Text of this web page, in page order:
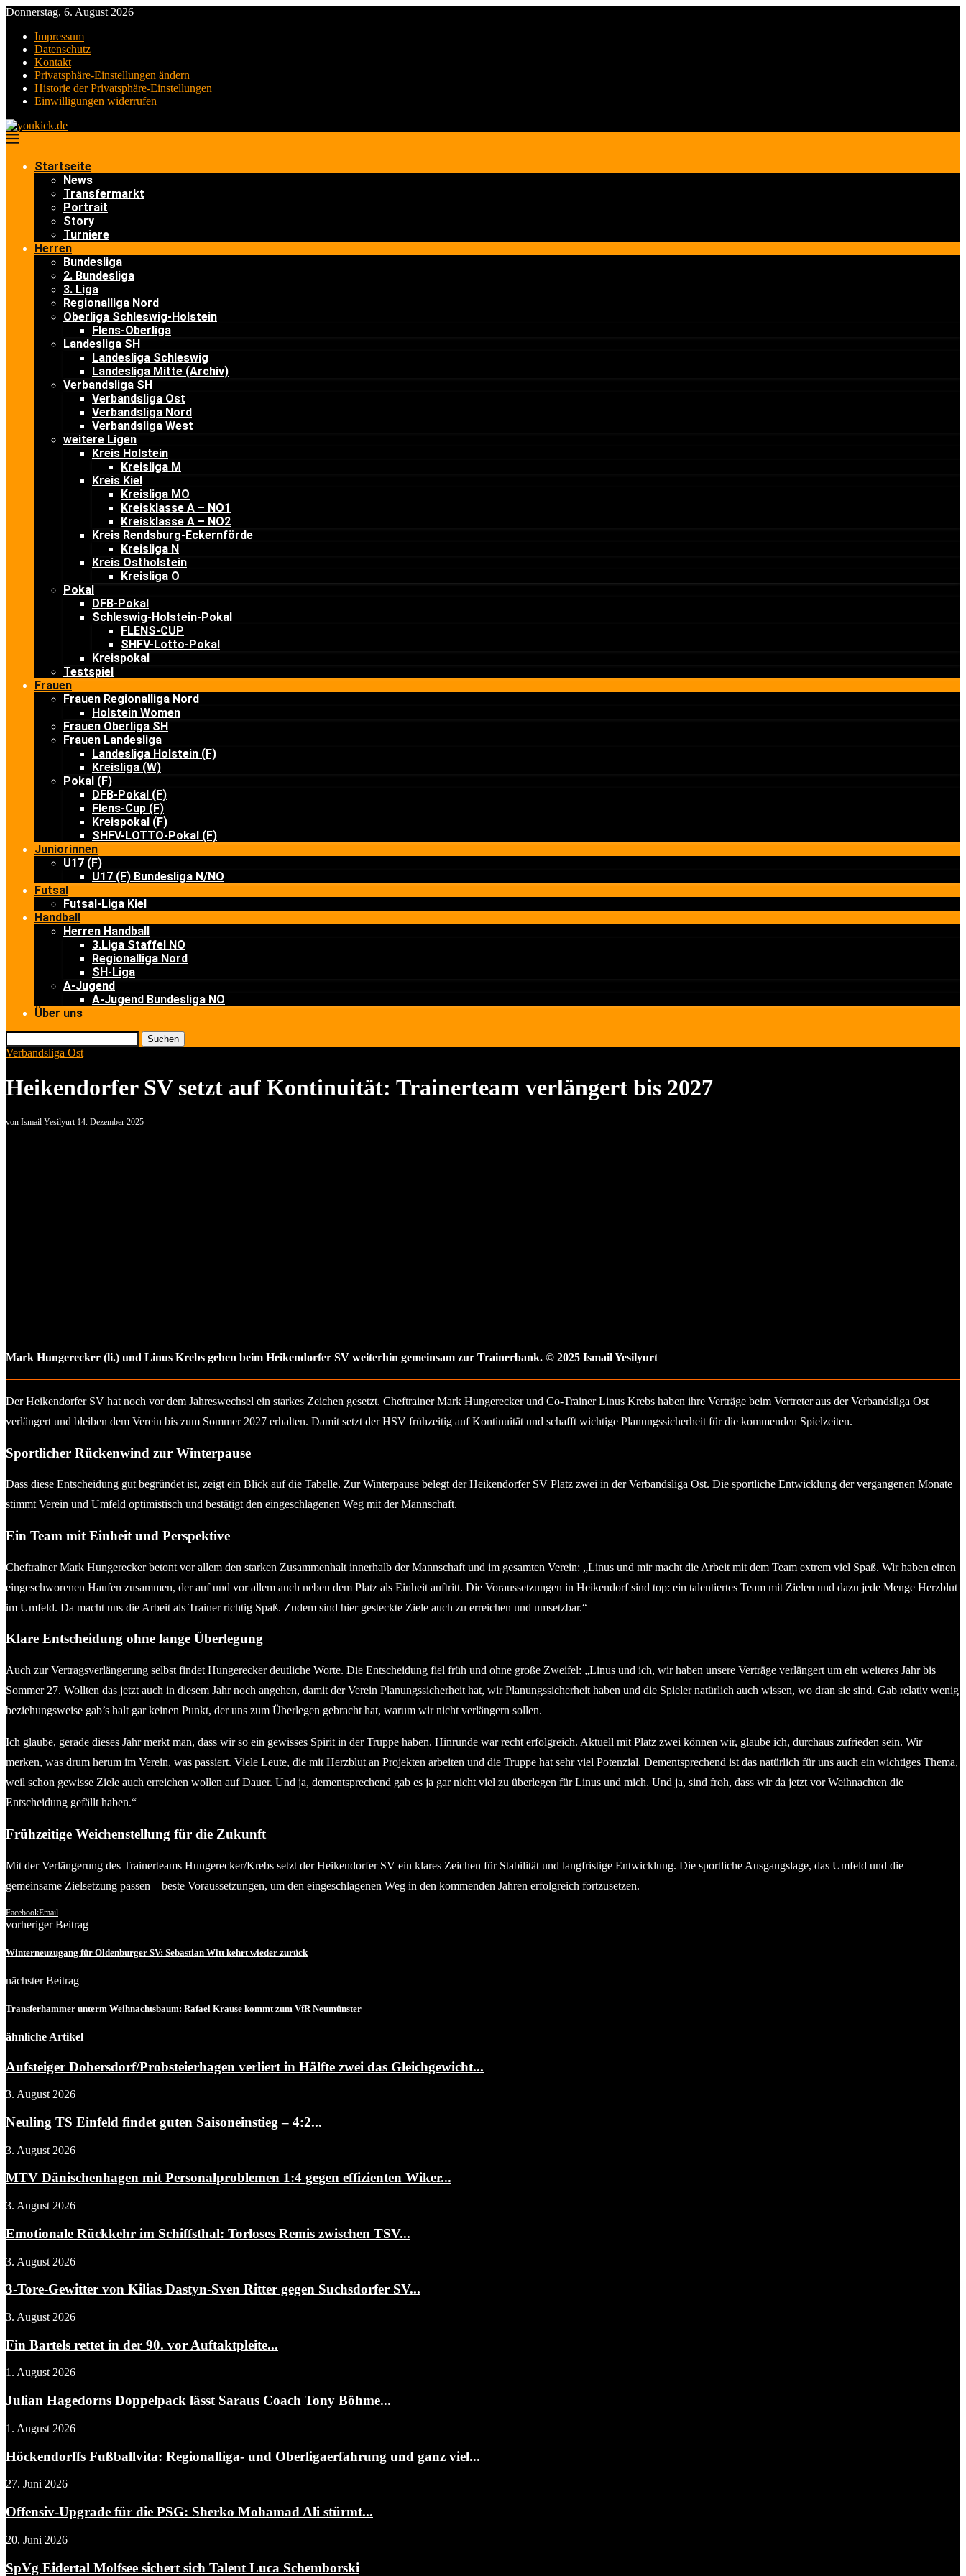
Donnerstag, 6. August 2026
Impressum
Datenschutz
Kontakt
Privatsphäre-Einstellungen ändern
Historie der Privatsphäre-Einstellungen
Einwilligungen widerrufen
Startseite
News
Transfermarkt
Portrait
Story
Turniere
Herren
Bundesliga
2. Bundesliga
3. Liga
Regionalliga Nord
Oberliga Schleswig-Holstein
Flens-Oberliga
Landesliga SH
Landesliga Schleswig
Landesliga Mitte (Archiv)
Verbandsliga SH
Verbandsliga Ost
Verbandsliga Nord
Verbandsliga West
weitere Ligen
Kreis Holstein
Kreisliga M
Kreis Kiel
Kreisliga MO
Kreisklasse A – NO1
Kreisklasse A – NO2
Kreis Rendsburg-Eckernförde
Kreisliga N
Kreis Ostholstein
Kreisliga O
Pokal
DFB-Pokal
Schleswig-Holstein-Pokal
FLENS-CUP
SHFV-Lotto-Pokal
Kreispokal
Testspiel
Frauen
Frauen Regionalliga Nord
Holstein Women
Frauen Oberliga SH
Frauen Landesliga
Landesliga Holstein (F)
Kreisliga (W)
Pokal (F)
DFB-Pokal (F)
Flens-Cup (F)
Kreispokal (F)
SHFV-LOTTO-Pokal (F)
Juniorinnen
U17 (F)
U17 (F) Bundesliga N/NO
Futsal
Futsal-Liga Kiel
Handball
Herren Handball
3.Liga Staffel NO
Regionalliga Nord
SH-Liga
A-Jugend
A-Jugend Bundesliga NO
Über uns
Suchen
Verbandsliga Ost
Heikendorfer SV setzt auf Kontinuität: Trainerteam verlängert bis 2027
von Ismail Yesilyurt 14. Dezember 2025
Mark Hungerecker (li.) und Linus Krebs gehen beim Heikendorfer SV weiterhin gemeinsam zur Trainerbank. © 2025 Ismail Yesilyurt
Der Heikendorfer SV hat noch vor dem Jahreswechsel ein starkes Zeichen gesetzt. Cheftrainer Mark Hungerecker und Co-Trainer Linus Krebs haben ihre Verträge beim Vertreter aus der Verbandsliga Ost
verlängert und bleiben dem Verein bis zum Sommer 2027 erhalten. Damit setzt der HSV frühzeitig auf Kontinuität und schafft wichtige Planungssicherheit für die kommenden Spielzeiten.
Sportlicher Rückenwind zur Winterpause
Dass diese Entscheidung gut begründet ist, zeigt ein Blick auf die Tabelle. Zur Winterpause belegt der Heikendorfer SV Platz zwei in der Verbandsliga Ost. Die sportliche Entwicklung der vergangenen Monate
stimmt Verein und Umfeld optimistisch und bestätigt den eingeschlagenen Weg mit der Mannschaft.
Ein Team mit Einheit und Perspektive
Cheftrainer Mark Hungerecker betont vor allem den starken Zusammenhalt innerhalb der Mannschaft und im gesamten Verein: „Linus und mir macht die Arbeit mit dem Team extrem viel Spaß. Wir haben einen
eingeschworenen Haufen zusammen, der auf und vor allem auch neben dem Platz als Einheit auftritt. Die Voraussetzungen in Heikendorf sind top: ein talentiertes Team mit Zielen und dazu jede Menge Herzblut
im Umfeld. Da macht uns die Arbeit als Trainer richtig Spaß. Zudem sind hier gesteckte Ziele auch zu erreichen und umsetzbar.“
Klare Entscheidung ohne lange Überlegung
Auch zur Vertragsverlängerung selbst findet Hungerecker deutliche Worte. Die Entscheidung fiel früh und ohne große Zweifel: „Linus und ich, wir haben unsere Verträge verlängert um ein weiteres Jahr bis
Sommer 27. Wollten das jetzt auch in diesem Jahr noch angehen, damit der Verein Planungssicherheit hat, wir Planungssicherheit haben und die Spieler natürlich auch wissen, wo dran sie sind. Gab relativ wenig
beziehungsweise gab’s halt gar keinen Punkt, der uns zum Überlegen gebracht hat, warum wir nicht verlängern sollen.
Ich glaube, gerade dieses Jahr merkt man, dass wir so ein gewisses Spirit in der Truppe haben. Hinrunde war recht erfolgreich. Aktuell mit Platz zwei können wir, glaube ich, durchaus zufrieden sein. Wir
merken, was drum herum im Verein, was passiert. Viele Leute, die mit Herzblut an Projekten arbeiten und die Truppe hat sehr viel Potenzial. Dementsprechend ist das natürlich für uns auch ein wichtiges Thema,
weil schon gewisse Ziele auch erreichen wollen auf Dauer. Und ja, dementsprechend gab es ja gar nicht viel zu überlegen für Linus und mich. Und ja, sind froh, dass wir da jetzt vor Weihnachten die
Entscheidung gefällt haben.“
Frühzeitige Weichenstellung für die Zukunft
Mit der Verlängerung des Trainerteams Hungerecker/Krebs setzt der Heikendorfer SV ein klares Zeichen für Stabilität und langfristige Entwicklung. Die sportliche Ausgangslage, das Umfeld und die
gemeinsame Zielsetzung passen – beste Voraussetzungen, um den eingeschlagenen Weg in den kommenden Jahren erfolgreich fortzusetzen.
FacebookEmail
vorheriger Beitrag
Winterneuzugang für Oldenburger SV: Sebastian Witt kehrt wieder zurück
nächster Beitrag
Transferhammer unterm Weihnachtsbaum: Rafael Krause kommt zum VfR Neumünster
ähnliche Artikel
Aufsteiger Dobersdorf/Probsteierhagen verliert in Hälfte zwei das Gleichgewicht...
3. August 2026
Neuling TS Einfeld findet guten Saisoneinstieg – 4:2...
3. August 2026
MTV Dänischenhagen mit Personalproblemen 1:4 gegen effizienten Wiker...
3. August 2026
Emotionale Rückkehr im Schiffsthal: Torloses Remis zwischen TSV...
3. August 2026
3-Tore-Gewitter von Kilias Dastyn-Sven Ritter gegen Suchsdorfer SV...
3. August 2026
Fin Bartels rettet in der 90. vor Auftaktpleite...
1. August 2026
Julian Hagedorns Doppelpack lässt Saraus Coach Tony Böhme...
1. August 2026
Höckendorffs Fußballvita: Regionalliga- und Oberligaerfahrung und ganz viel...
27. Juni 2026
Offensiv-Upgrade für die PSG: Sherko Mohamad Ali stürmt...
20. Juni 2026
SpVg Eidertal Molfsee sichert sich Talent Luca Schemborski